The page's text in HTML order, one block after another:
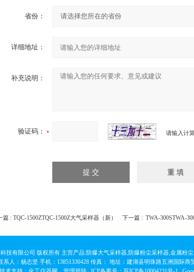
省份：
详细地址：
补充说明：
验证码： 请输入计
篇 : TQC-1500ZTQC-1500Z大气采样器（新） 下一篇 : TWA-300STWA-
技有限公司 版权所有 主营产品:防爆大气采样器,防爆粉尘采样器,金属粉
系人：杨志坚 手机：13851330428 传真： 地址：建湖县明珠路五洲国际商